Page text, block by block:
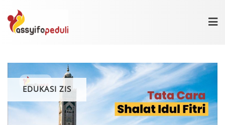
content
EDUKASI ZIS